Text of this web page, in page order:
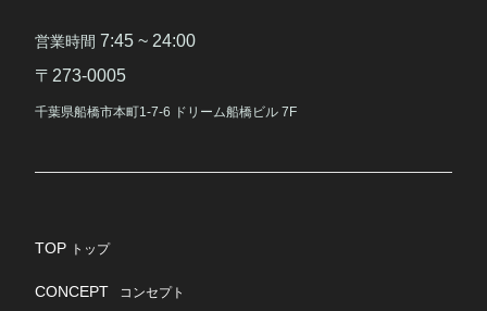
営業時間 7:45 ~ 24:00
〒273-0005
千葉県船橋市本町1-7-6 ドリーム船橋ビル 7F
TOP トップ
CONCEPT コンセプト